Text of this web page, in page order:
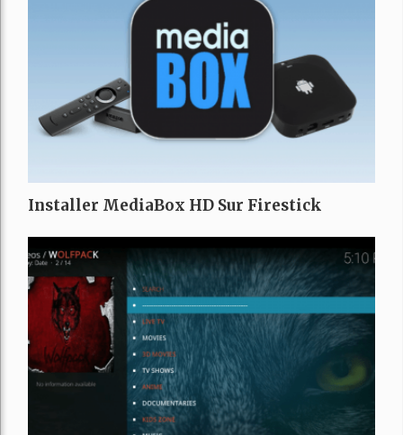
Installer MediaBox HD Sur Firestick